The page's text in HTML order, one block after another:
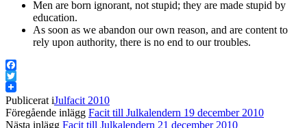
Men are born ignorant, not stupid; they are made stupid by
education.
As soon as we abandon our own reason, and are content to
rely upon authority, there is no end to our troubles.
Facebook
Twitter
Publicerat iJulfacit 2010
Föregående inlägg Facit till Julkalendern 19 december 2010
Nästa inlägg Facit till Julkalendern 21 december 2010